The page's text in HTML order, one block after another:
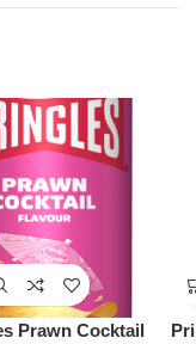
Prawn Cocktail